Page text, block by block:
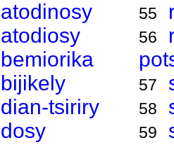
atodinosy
atodiosy
bemiorika
bijikely
dian-tsiriry
dosy
55
56
57
58
59